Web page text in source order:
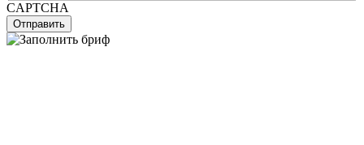
CAPTCHA
Отправить